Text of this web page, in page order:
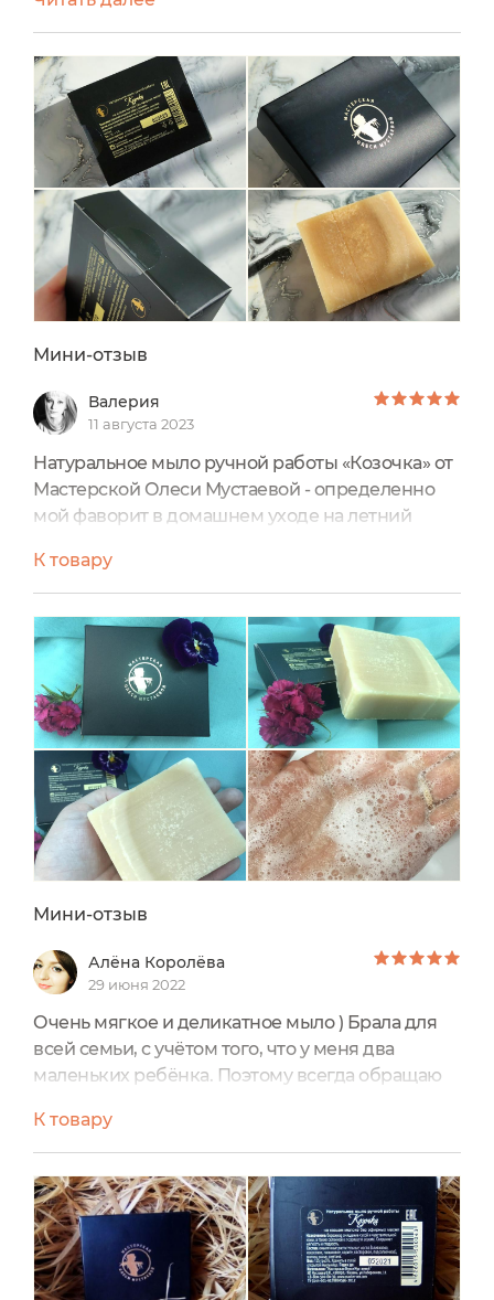
эмоций)) Как минимум одно средство точно
приносило мне радость в конце прошлого года
и начале этого и это: Натуральное мыло
"Козочка" от Мастерской Олеси Мустаевой. Не
покупала, выбрала в призовом заказе. Цена на
оф. сайте - 285 рэ....
Мини-отзыв
Валерия
11 августа 2023
Натуральное мыло ручной работы «Козочка» от
Мастерской Олеси Мустаевой - определенно
мой фаворит в домашнем уходе на летний
Нежный состав без эфирных масел в сезон
аллергии - для меня, просто спасение!
Все компоненты экологичны и одобрены для
использования в натуральной косметике.
Особенную нежность бруску добавляет
сметана. Аромат едва уловимый, напоминает
сладковатое молочко.
К товару
Мини-отзыв
Алёна Королёва
29 июня 2022
Очень мягкое и деликатное мыло ) Брала для
всей семьи, с учётом того, что у меня два
маленьких ребёнка. Поэтому всегда обращаю
высоте! 👍Мыло выполнено в форме бруска с
шершавой поверхностью. Кусок достаточно
большой, надолго хватает. Аромат молочный с
лёгкой кислинкой. За счёт козьего молока и
сметаны в составе. Пенообразование хорошее,
даже без мочалки.
Мыло использую как для мытья рук, так и для
К товару